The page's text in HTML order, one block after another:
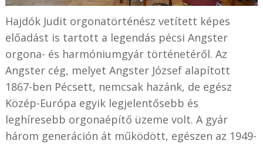
Hajdók Judit orgonatörténész vetített képes
előadást is tartott a legendás pécsi Angster
orgona- és harmóniumgyár történetéről. Az
Angster cég, melyet Angster József alapított
1867-ben Pécsett, nemcsak hazánk, de egész
Közép-Európa egyik legjelentősebb és
leghíresebb orgonaépítő üzeme volt. A gyár
három generáción át működött, egészen az 1949-